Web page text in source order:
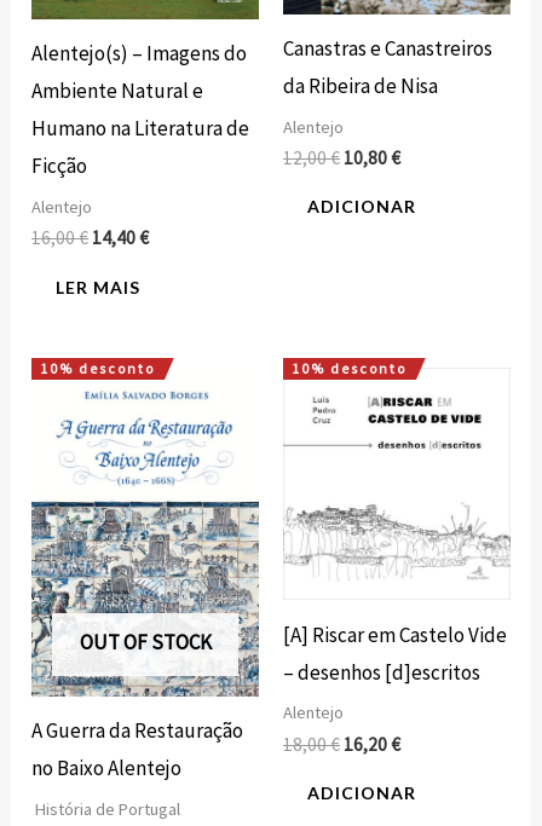
Alentejo(s) – Imagens do
Ambiente Natural e
Humano na Literatura de
Ficção
Alentejo
16,00€ 14,40€
LER MAIS
Canastras e Canastreiros
da Ribeira de Nisa
Alentejo
12,00€ 10,80€
ADICIONAR
10% desconto
OUT OF STOCK
A Guerra da Restauração
no Baixo Alentejo
História de Portugal
O
preço
original
era:
25,00 €.
O
preço
atual
é:
22,50 €.
10% desconto
[A] Riscar em Castelo Vide
– desenhos [d]escritos
Alentejo
18,00€
O
preço
original
era:
16,20€
O
preço
atual
é:
ADICIONAR